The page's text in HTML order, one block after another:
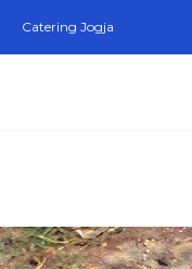
Catering Jogja